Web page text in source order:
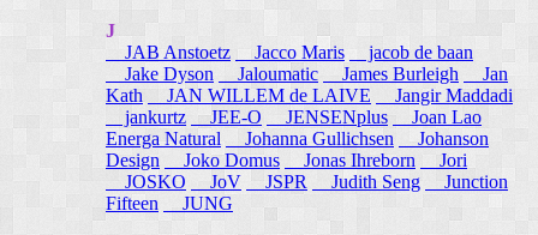
J
JAB Anstoetz
Jacco Maris
jacob de baan
Jake Dyson
Jaloumatic James Burleigh
Jan
Kath
JAN WILLEM de LAIVE
Jangir Maddadi
jankurtz JEE-O JENSENplus
Joan Lao
Energa Natural
Johanna Gullichsen
Johanson
Design
Joko Domus Jonas Ihreborn
Jori
JOSKO
JoV JSPR Judith Seng
Junction
Fifteen
JUNG